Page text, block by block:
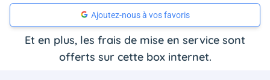
Ajoutez-nous à vos favoris
Et en plus, les frais de mise en service sont
offerts sur cette box internet.